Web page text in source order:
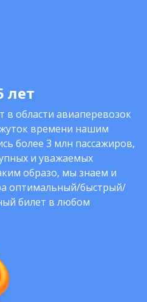
лет
области авиаперевозок
времени нашим
более 3 млн пассажиров,
и уважаемых
образо, мы знаем и
оптимальный/быстрый/
билет в любом